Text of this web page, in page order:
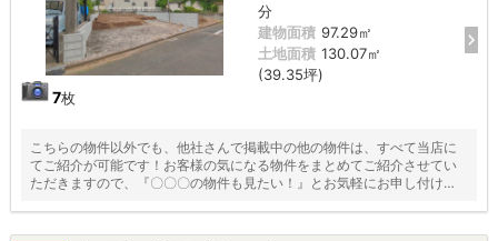
7枚
分
建物面積 97.29㎡
土地面積 130.07㎡
(39.35坪)
こちらの物件以外でも、他社さんで掲載中の他の物件は、すべて当店に
てご紹介が可能です！お客様の気になる物件をまとめてご紹介させてい
ただきますので、『〇〇〇の物件も見たい！』とお気軽にお申し付けく